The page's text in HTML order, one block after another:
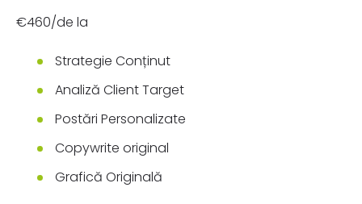
€460/de la
Strategie Conținut
Analiză Client Target
Postări Personalizate
Copywrite original
Grafică Originală